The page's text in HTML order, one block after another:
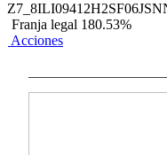
Franja legal 180.53%
Acciones